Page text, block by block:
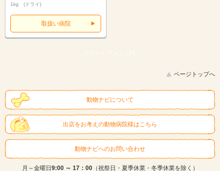
1kg (ドライ)
取扱い病院
スマートフォン | PC
ページトップへ
動物ナビについて
出店をお考えの動物病院様はこちら
動物ナビへのお問い合わせ
月～金曜日 9:00 ～ 17：00（祝祭日・夏季休業・冬季休業を除く）